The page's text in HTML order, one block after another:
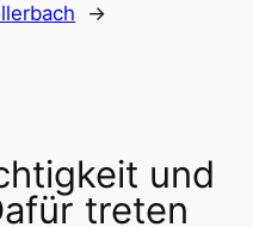
→
und
treten